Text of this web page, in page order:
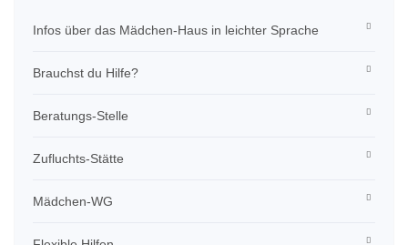
Infos über das Mädchen-Haus in leichter Sprache
Brauchst du Hilfe?
Beratungs-Stelle
Zufluchts-Stätte
Mädchen-WG